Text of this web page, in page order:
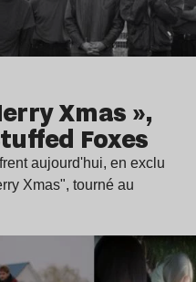
Xmas »,
Foxes
aujourd'hui, en exclu
Xmas", tourné au